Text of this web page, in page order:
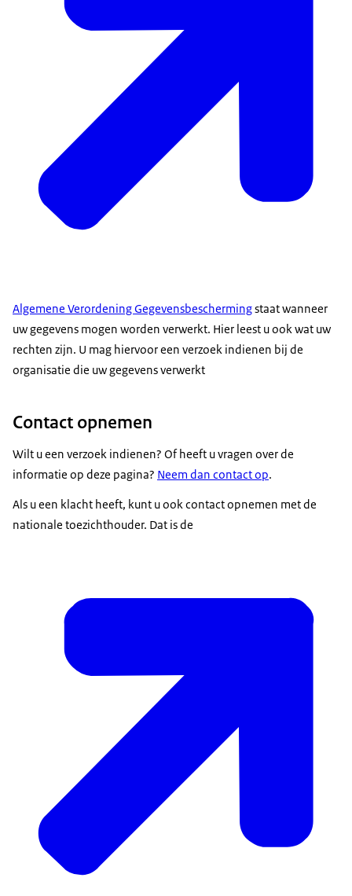
Algemene Verordening Gegevensbeschermingstaat wanneer
uw gegevens mogen worden verwerkt. Hier leest u ook wat uw
rechten zijn. U mag hiervoor een verzoek indienen bij de
organisatie die uw gegevens verwerkt
Contact opnemen
Wilt u een verzoek indienen? Of heeft u vragen over de
informatie op deze pagina? Neem dan contact op.
Als u een klacht heeft, kunt u ook contact opnemen met de
nationale toezichthouder. Dat is de